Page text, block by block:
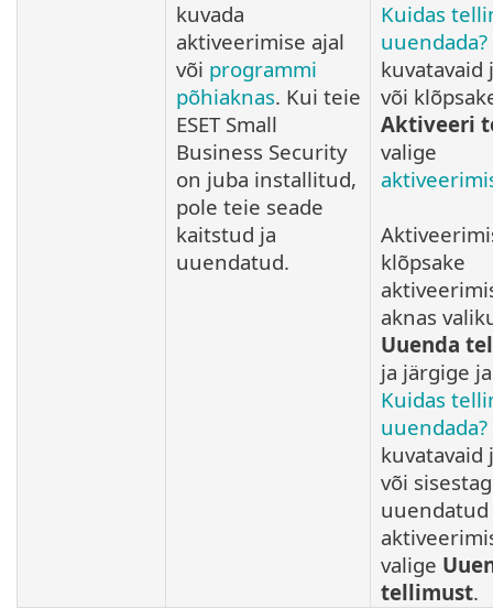
kuvada
aktiveerimise ajal
või programmi
põhiaknas. Kui teie
ESET Small
Business Security
on juba installitud,
pole teie seade
kaitstud ja
uuendatud.
Kuidas
uuendada?
kuvatavaid
või
Aktiveeri
valige
klõpsake
aknas
Uuenda
ja järgige
Kuidas
uuendada?
kuvatavaid
või
uuendatud
valige
tellimust.